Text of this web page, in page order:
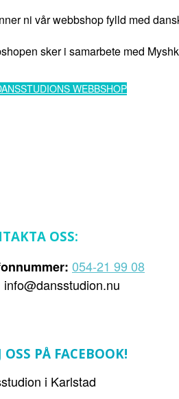
ni vår webbshop fylld med
sker i samarbete med
WEBBSHOP
OSS:
054-21 99 08
info@dansstudion.nu
OSS PÅ FACEBOOK!
i Karlstad